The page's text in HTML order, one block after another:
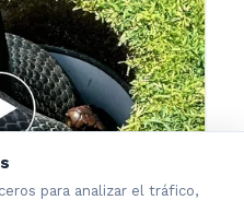
para analizar el tráfico,